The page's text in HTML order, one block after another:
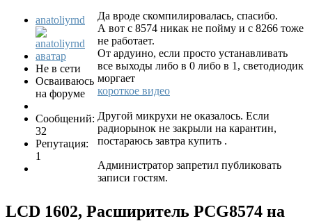
anatoliyrnd
Не в сети
Осваиваюсь
на форуме
Сообщений:
32
Репутация:
1
Да вроде скомпилировалась, спасибо.
А вот с 8574 никак не пойму и с 8266 тоже
не работает.
От ардуино, если просто устанавливать
все выходы либо в 0 либо в 1, светодиодик
моргает
короткое видео
Другой микрухи не оказалось. Если
радиорынок не закрыли на карантин,
постараюсь завтра купить .
Администратор запретил публиковать
записи гостям.
LCD 1602, Расширитель PCG8574 на